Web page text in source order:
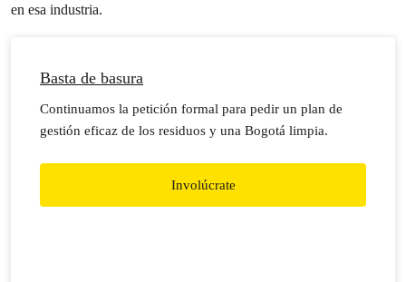
en esa industria.
Basta de basura
Continuamos la petición formal para pedir un plan de
gestión eficaz de los residuos y una Bogotá limpia.
Involúcrate